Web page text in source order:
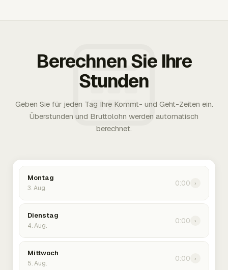
Berechnen Sie Ihre
Stunden
Geben Sie für jeden Tag Ihre Kommt- und Geht-Zeiten ein.
Überstunden und Bruttolohn werden automatisch
berechnet.
Montag
3. Aug.
0:00 ›
Dienstag
4. Aug.
0:00 ›
Mittwoch
5. Aug.
0:00 ›